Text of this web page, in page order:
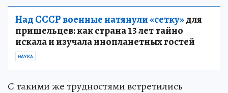
Над СССР военные натянули «сетку»для
пришельцев: как страна 13 лет тайно
искала и изучала инопланетных гостей
НАУКА
С такими же трудностями встретились